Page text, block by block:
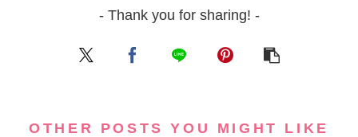
- Thank you for sharing! -
OTHER POSTS YOU MIGHT LIKE